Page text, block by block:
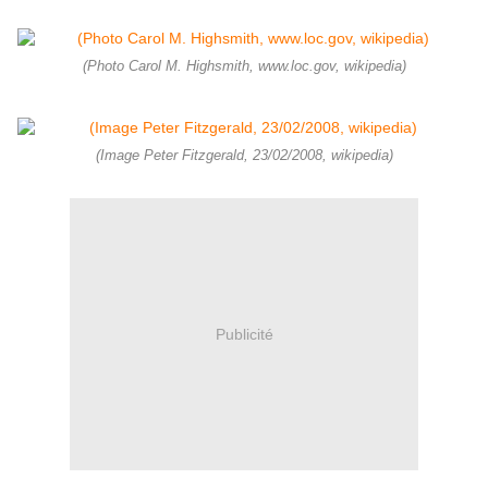
(Photo Carol M. Highsmith, www.loc.gov, wikipedia)
(Image Peter Fitzgerald, 23/02/2008, wikipedia)
Publicité